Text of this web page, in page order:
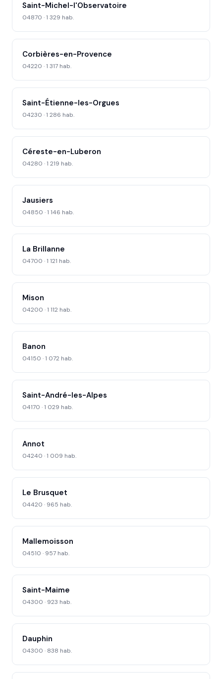
Saint-Michel-l'Observatoire
04870 · 1 329 hab.
Corbières-en-Provence
04220 · 1 317 hab.
Saint-Étienne-les-Orgues
04230 · 1 286 hab.
Céreste-en-Luberon
04280 · 1 219 hab.
Jausiers
04850 · 1 146 hab.
La Brillanne
04700 · 1 121 hab.
Mison
04200 · 1 112 hab.
Banon
04150 · 1 072 hab.
Saint-André-les-Alpes
04170 · 1 029 hab.
Annot
04240 · 1 009 hab.
Le Brusquet
04420 · 965 hab.
Mallemoisson
04510 · 957 hab.
Saint-Maime
04300 · 923 hab.
Dauphin
04300 · 838 hab.